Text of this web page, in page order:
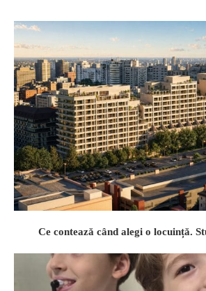
Ce contează când alegi o locuință.